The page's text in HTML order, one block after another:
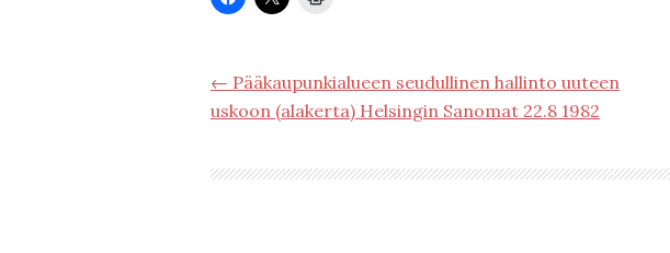
← Pääkaupunkialueen seudullinen hallinto uuteen
uskoon (alakerta) Helsingin Sanomat 22.8 1982